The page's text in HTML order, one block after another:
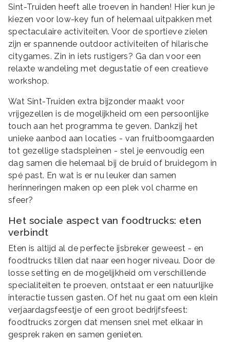
Sint-Truiden heeft alle troeven in handen! Hier kun je
kiezen voor low-key fun of helemaal uitpakken met
spectaculaire activiteiten. Voor de sportieve zielen
zijn er spannende outdoor activiteiten of hilarische
citygames. Zin in iets rustigers? Ga dan voor een
relaxte wandeling met degustatie of een creatieve
workshop.
Wat Sint-Truiden extra bijzonder maakt voor
vrijgezellen is de mogelijkheid om een persoonlijke
touch aan het programma te geven. Dankzij het
unieke aanbod aan locaties - van fruitboomgaarden
tot gezellige stadspleinen - stel je eenvoudig een
dag samen die helemaal bij de bruid of bruidegom in
spé past. En wat is er nu leuker dan samen
herinneringen maken op een plek vol charme en
sfeer?
Het sociale aspect van foodtrucks: eten
verbindt
Eten is altijd al de perfecte ijsbreker geweest - en
foodtrucks tillen dat naar een hoger niveau. Door de
losse setting en de mogelijkheid om verschillende
specialiteiten te proeven, ontstaat er een natuurlijke
interactie tussen gasten. Of het nu gaat om een klein
verjaardagsfeestje of een groot bedrijfsfeest:
foodtrucks zorgen dat mensen snel met elkaar in
gesprek raken en samen genieten.